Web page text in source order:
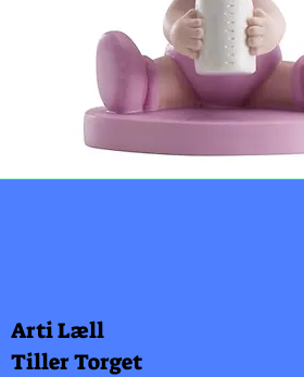
Arti Læll
Tiller Torget